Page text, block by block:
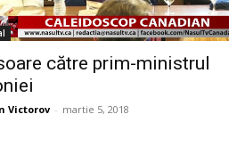
către prim-ministrul
Victorov - martie 5, 2018